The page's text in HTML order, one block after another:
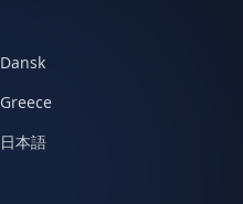
Dansk
Greece
日本語